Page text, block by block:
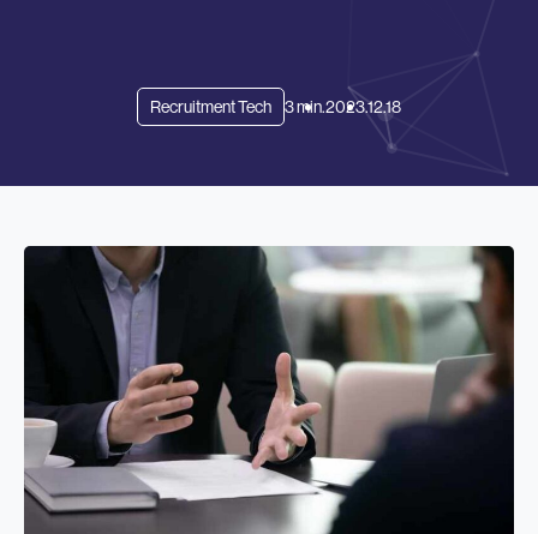
Recruitment Tech 3 min.2023.12.18